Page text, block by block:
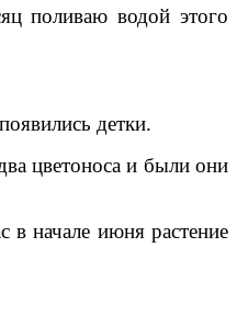
поливаю водой этого
детки.
цветоноса и были они
в начале июня растение